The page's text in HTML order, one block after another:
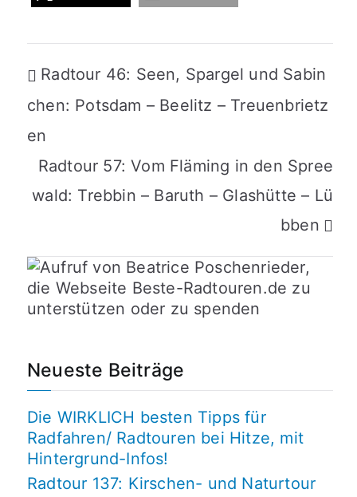
Beitragsnavigation
Radtour 46: Seen, Spargel und Sabin
chen: Potsdam – Beelitz – Treuenbrietz
en
Radtour 57: Vom Fläming in den Spree
wald: Trebbin – Baruth – Glashütte – Lü
bben
Neueste Beiträge
Die WIRKLICH besten Tipps für
Radfahren/ Radtouren bei Hitze, mit
Hintergrund-Infos!
Radtour 137: Kirschen- und Naturtour